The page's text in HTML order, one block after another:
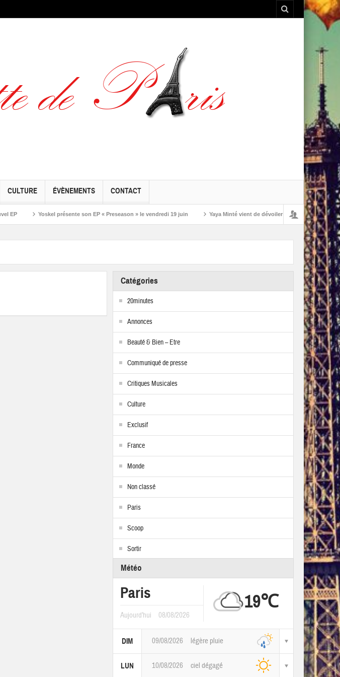
CULTURE ÉVÈNEMENTS CONTACT
Yoskel présente son EP « Preseason » le vendredi 19 juin Yaya Minté vient de dévoiler ‘So’, son premier album
Catégories
20minutes
Annonces
Beauté & Bien – Etre
Communiqué de presse
Critiques Musicales
Culture
Exclusif
France
Monde
Non classé
Paris
Scoop
Sortir
Météo
Paris
Aujourd'hui 08/08/2026
19℃
DIM 09/08/2026 légère pluie
LUN 10/08/2026 ciel dégagé